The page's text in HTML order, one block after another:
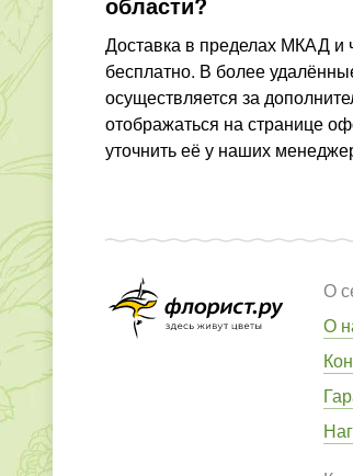
Доставка в пределах МКАД и
бесплатно. В более
осуществляется за
отображаться на странице
уточнить её у наших
О
О